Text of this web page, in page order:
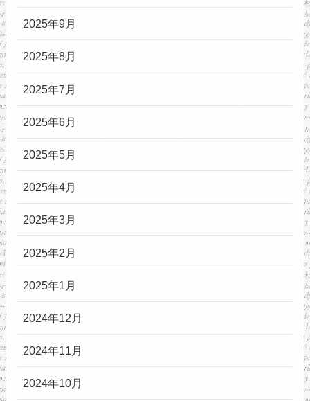
2025年9月
2025年8月
2025年7月
2025年6月
2025年5月
2025年4月
2025年3月
2025年2月
2025年1月
2024年12月
2024年11月
2024年10月